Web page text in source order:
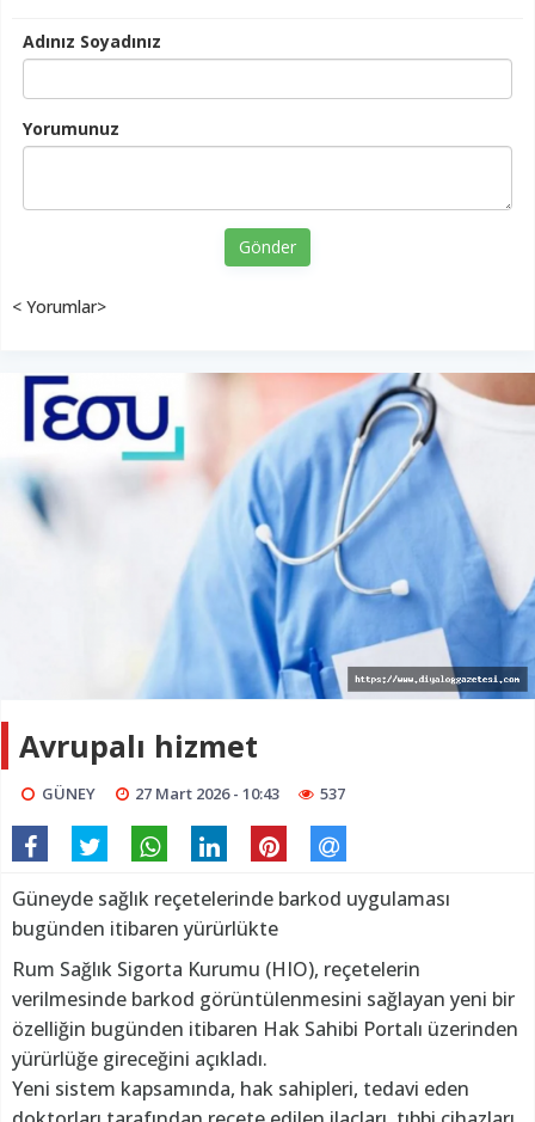
Adınız Soyadınız
Yorumunuz
Gönder
< Yorumlar>
Avrupalı hizmet
GÜNEY 27 Mart 2026 - 10:43 537
Güneyde sağlık reçetelerinde barkod uygulaması
bugünden itibaren yürürlükte
Rum Sağlık Sigorta Kurumu (HIO), reçetelerin
verilmesinde barkod görüntülenmesini sağlayan yeni bir
özelliğin bugünden itibaren Hak Sahibi Portalı üzerinden
yürürlüğe gireceğini açıkladı.
Yeni sistem kapsamında, hak sahipleri, tedavi eden